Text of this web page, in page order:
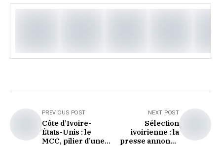
PREVIOUS POST
Côte d’Ivoire-
États-Unis : le
MCC, pilier d’une
NEXT POST
Sélection
ivoirienne : la
presse annonce